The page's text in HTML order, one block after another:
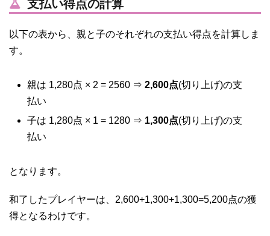
支払い得点の計算
以下の表から、親と子のそれぞれの支払い得点を計算しま
す。
親は 1,280点 × 2 = 2560 ⇒ 2,600点(切り上げ)の支
払い
子は 1,280点 × 1 = 1280 ⇒ 1,300点(切り上げ)の支
払い
となります。
和了したプレイヤーは、2,600+1,300+1,300=5,200点の獲
得となるわけです。